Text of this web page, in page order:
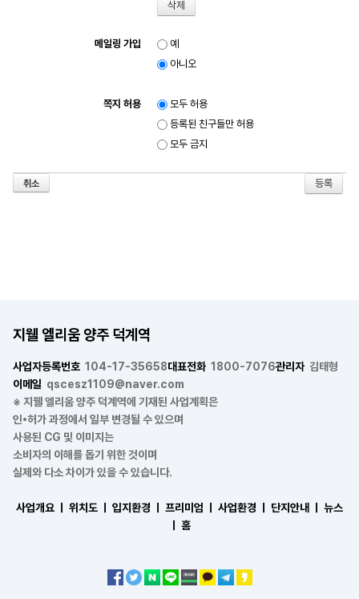
메일링 가입
예
아니오
쪽지 허용
모두 허용
등록된 친구들만 허용
모두 금지
취소
지웰 엘리움 양주 덕계역
사업자등록번호 104-17-35658대표전화 1800-7076관리자 김태형
이메일 qscesz1109@naver.com
※ 지웰 엘리움 양주 덕계역에 기재된 사업계획은
인•허가 과정에서 일부 변경될 수 있으며
사용된 CG 및 이미지는
소비자의 이해를 돕기 위한 것이며
실제와 다소 차이가 있을 수 있습니다.
사업개요 ㅣ 위치도 ㅣ 입지환경 ㅣ 프리미엄 ㅣ 사업환경 ㅣ 단지안내 ㅣ
뉴스
홈